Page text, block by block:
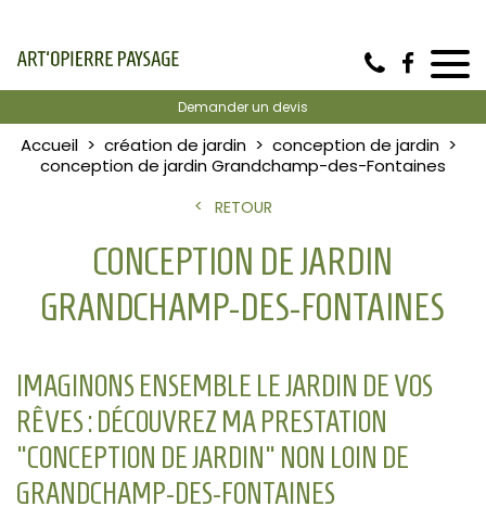
Demander un devis
Accueil création de jardin
conception de jardin
conception de jardin Grandchamp-des-Fontaines
RETOUR
CONCEPTION DE JARDIN
GRANDCHAMP-DES-FONTAINES
IMAGINONS ENSEMBLE LE JARDIN DE VOS
RÊVES : DÉCOUVREZ MA PRESTATION
"CONCEPTION DE JARDIN" NON LOIN DE
GRANDCHAMP-DES-FONTAINES